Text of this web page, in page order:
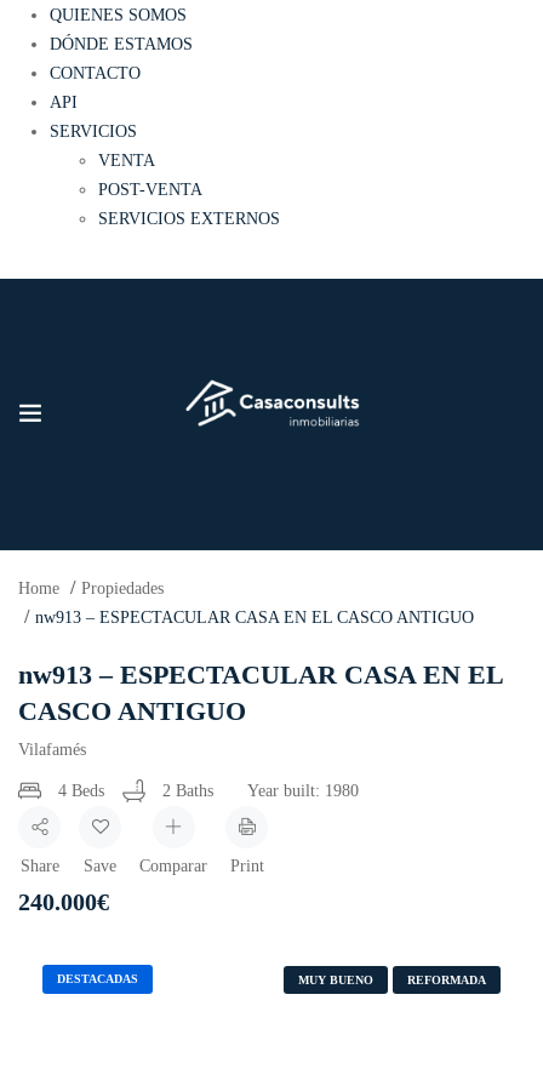
QUIENES SOMOS
DÓNDE ESTAMOS
CONTACTO
API
SERVICIOS
VENTA
POST-VENTA
SERVICIOS EXTERNOS
Home
Propiedades
nw913 – ESPECTACULAR CASA EN EL CASCO ANTIGUO
nw913 – ESPECTACULAR CASA EN EL
CASCO ANTIGUO
Vilafamés
4 Beds 2 Baths Year built: 1980
Share Save Comparar Print
240.000€
DESTACADAS MUY BUENO REFORMADA